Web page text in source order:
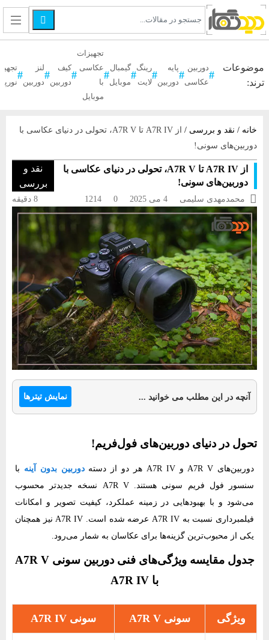

موضوعات
ترند:
دوربین
عکاسی
پایه
دوربین
رینگ
لایت
گیمبال
موبایل
تجهیزات
عکاسی
با
موبایل
کیف
دوربین
لنز
دوربین
خانه / نقد و بررسی /
از A7R IV تا A7R V، تحولی در دنیای عکاسی با
دوربین‌های سونی!
از A7R IV تا A7R V، تحولی در دنیای عکاسی با
دوربین‌های سونی!
نقد و
بررسی
 محمدمهدی سلیمی 4 می 2025 0
1214 8 دقیقه
آنچه در این مطلب می خوانید ... نمایش تیترها
تحول در دنیای دوربین‌های فول‌فریم!
دوربین‌های A7R V و A7R IV هر دو از دسته دوربین‌ بدون آینه با
سنسور فول فریم سونی هستند. A7R V نسخه جدیدتر محسوب
می‌شود و با بهبودهایی در زمینه عملکرد، کیفیت تصویر و امکانات
فیلمبرداری نسبت به A7R IV عرضه شده است. A7R IV نیز همچنان
یکی از محبوب‌ترین گزینه‌ها برای عکاسان به شمار می‌رود.
جدول مقایسه ویژگی‌های فنی دوربین سونی A7R V
با A7R IV
ویژگی سونی A7R V سونی A7R IV